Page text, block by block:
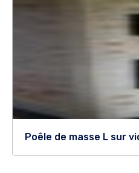
Poêle de masse L sur